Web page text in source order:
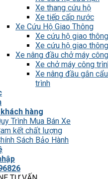
Xe thang cứu hộ
Xe tiếp cấp nước
Xe Cứu Hộ Giao Thông
Xe cứu hộ giao
Xe cứu hộ giao
Xe nâng đầu chở máy
Xe chở máy công
Xe nâng đầu gắn
trình
hàng
Trình Mua Bán Xe
kết chất lượng
Sách Bảo Hành